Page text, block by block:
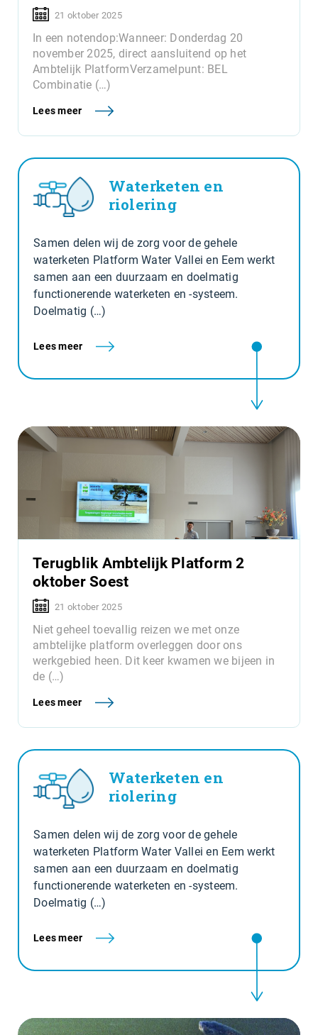
21 oktober 2025
In een notendop:Wanneer: Donderdag 20
november 2025, direct aansluitend op het
Ambtelijk PlatformVerzamelpunt: BEL
Combinatie (…)
Lees meer
Waterketen en
riolering
Samen delen wij de zorg voor de gehele
waterketen Platform Water Vallei en Eem werkt
samen aan een duurzaam en doelmatig
functionerende waterketen en -systeem.
Doelmatig (…)
Lees meer
Terugblik Ambtelijk Platform 2
oktober Soest
21 oktober 2025
Niet geheel toevallig reizen we met onze
ambtelijke platform overleggen door ons
werkgebied heen. Dit keer kwamen we bijeen in
de (…)
Lees meer
Waterketen en
riolering
Samen delen wij de zorg voor de gehele
waterketen Platform Water Vallei en Eem werkt
samen aan een duurzaam en doelmatig
functionerende waterketen en -systeem.
Doelmatig (…)
Lees meer